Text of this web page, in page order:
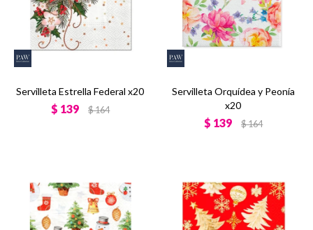
Servilleta Estrella Federal x20
$ 139 $164
Servilleta Orquídea y Peonía
x20
$ 139 $164